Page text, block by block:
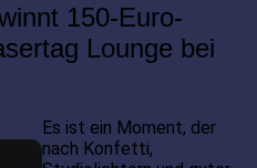
150-Euro-
Lounge bei
Es ist ein Moment, der
nach Konfetti,